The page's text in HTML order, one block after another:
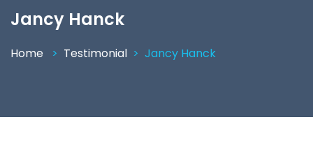
Jancy Hanck
Home Testimonial Jancy Hanck